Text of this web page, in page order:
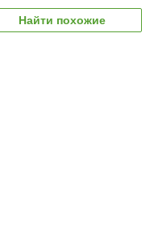
Найти похожие